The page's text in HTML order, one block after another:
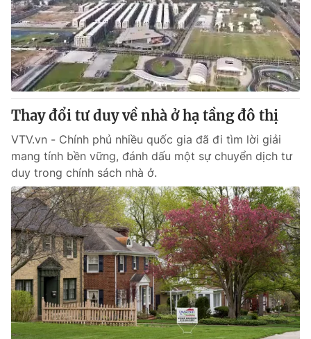
Thay đổi tư duy về nhà ở hạ tầng đô thị
VTV.vn - Chính phủ nhiều quốc gia đã đi tìm lời giải
mang tính bền vững, đánh dấu một sự chuyển dịch tư
duy trong chính sách nhà ở.